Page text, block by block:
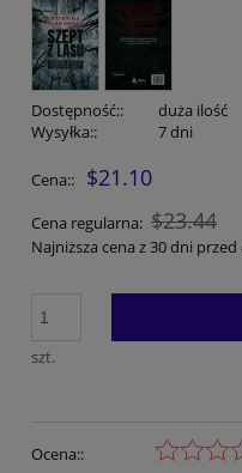
Dostępność::
duża ilość
Wysyłka::
7 dni
Cena:: $21.10
Cena regularna: $23.44
Najniższa cena z 30 dni
szt.
Ocena::